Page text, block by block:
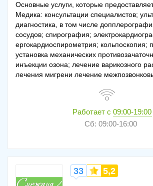
Основные услуги, которые
Медика: консультации специалистов;
диагностика, в том числе
сосудов; спирография;
ергокардиоспирометрия; кольпоскопия;
установка механических
инъекции озона; лечение варикозного
лечения мигрени лечение
Работает с 09:00-19:00
Сб: 09:00-16:00
33 5,2